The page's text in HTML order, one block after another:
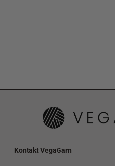
Kontakt VegaGarn